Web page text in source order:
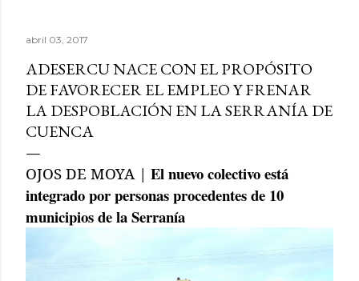
abril 03, 2017
ADESERCU NACE CON EL PROPÓSITO
DE FAVORECER EL EMPLEO Y FRENAR
LA DESPOBLACIÓN EN LA SERRANÍA DE
CUENCA
OJOS DE MOYA | El nuevo colectivo está
integrado por personas procedentes de 10
municipios de la Serranía